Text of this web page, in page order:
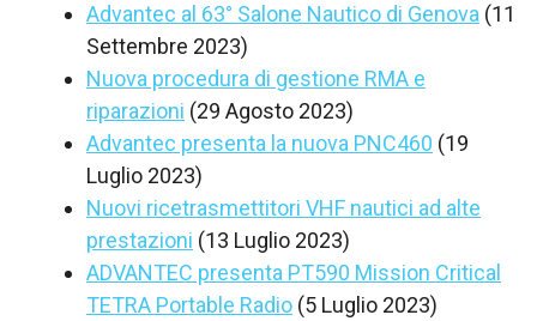
Advantec al 63° Salone Nautico di Genova (11
Settembre 2023)
Nuova procedura di gestione RMA e
riparazioni (29 Agosto 2023)
Advantec presenta la nuova PNC460 (19
Luglio 2023)
Nuovi ricetrasmettitori VHF nautici ad alte
prestazioni (13 Luglio 2023)
ADVANTEC presenta PT590 Mission Critical
TETRA Portable Radio (5 Luglio 2023)